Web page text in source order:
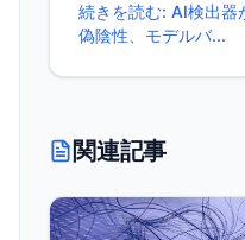
ナルは近似的で信頼
検出器は頻繁に偽陽
づいて確率的な推測を
続きを読む: AI検出器
偽陰性、モデルバ...
関連記事